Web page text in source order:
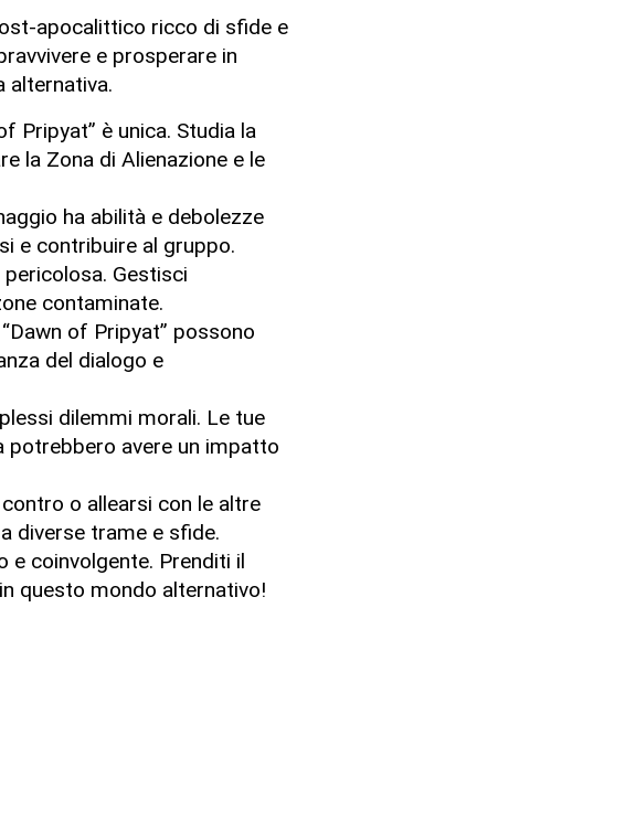
apocalittico ricco di sfide e
e prosperare in
alternativa.
Pripyat” è unica. Studia la
la Zona di Alienazione e le
ha abilità e debolezze
e contribuire al gruppo.
pericolosa. Gestisci
contaminate.
of Pripyat” possono
del dialogo e
dilemmi morali. Le tue
potrebbero avere un impatto
o allearsi con le altre
diverse trame e sfide.
e coinvolgente. Prenditi il
questo mondo alternativo!